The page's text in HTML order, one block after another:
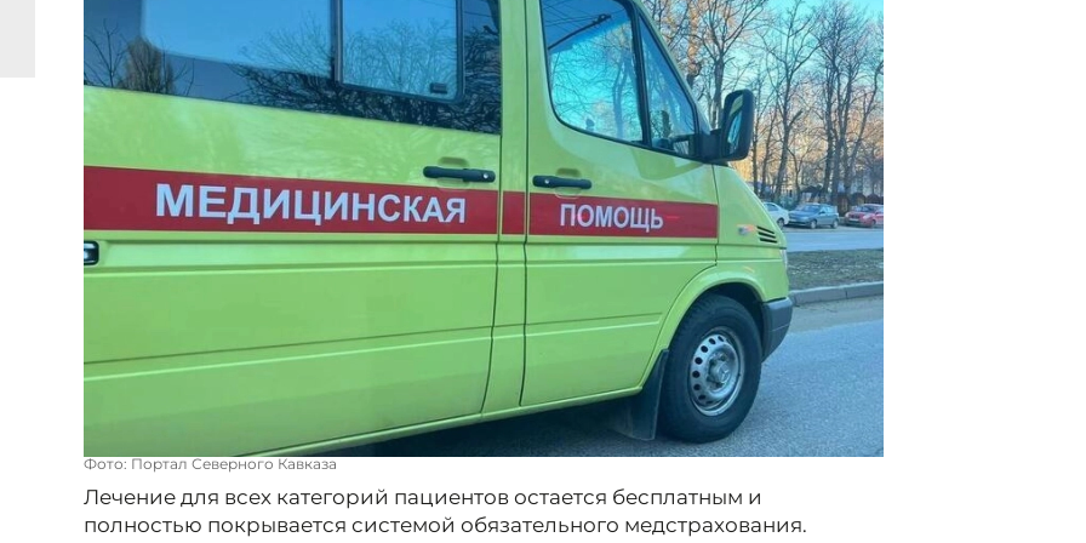
Фото: Портал Северного Кавказа
Лечение для всех категорий пациентов остается бесплатным и
полностью покрывается системой обязательного медстрахования.